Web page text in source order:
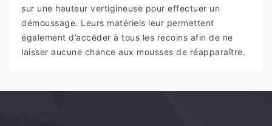
sur une hauteur vertigineuse pour effectuer un
démoussage. Leurs matériels leur permettent
également d’accéder à tous les recoins afin de ne
laisser aucune chance aux mousses de réapparaître.